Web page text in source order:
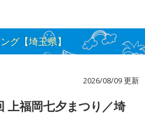
グ【埼玉県】
2026/08/09 更新
上福岡七夕まつり／埼